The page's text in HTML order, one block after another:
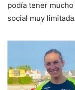
podía tener
social muy limitada.